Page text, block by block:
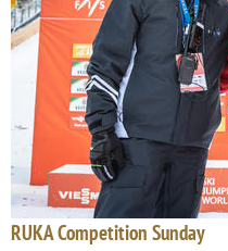
RUKA Competition Sunday